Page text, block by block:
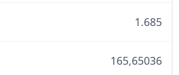
1.685
165,65036